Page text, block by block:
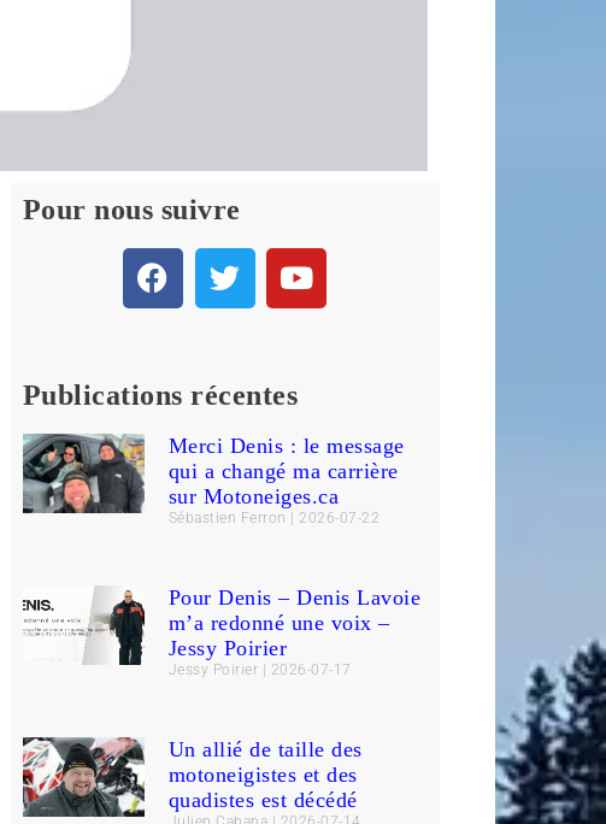
Pour nous suivre
Publications récentes
Merci Denis : le message
qui a changé ma carrière
sur Motoneiges.ca
Sébastien Ferron 2026-07-22
Pour Denis – Denis Lavoie
m’a redonné une voix –
Jessy Poirier
Jessy Poirier 2026-07-17
Un allié de taille des
motoneigistes et des
quadistes est décédé